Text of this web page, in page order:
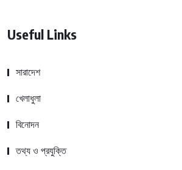
Useful Links
সারাদেশ
খেলাধুলা
বিনোদন
তথ্য ও প্রযুক্তি